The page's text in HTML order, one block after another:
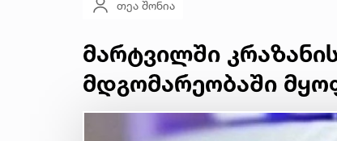
თეა შონია
მარტვილში
მდგომარეობაში